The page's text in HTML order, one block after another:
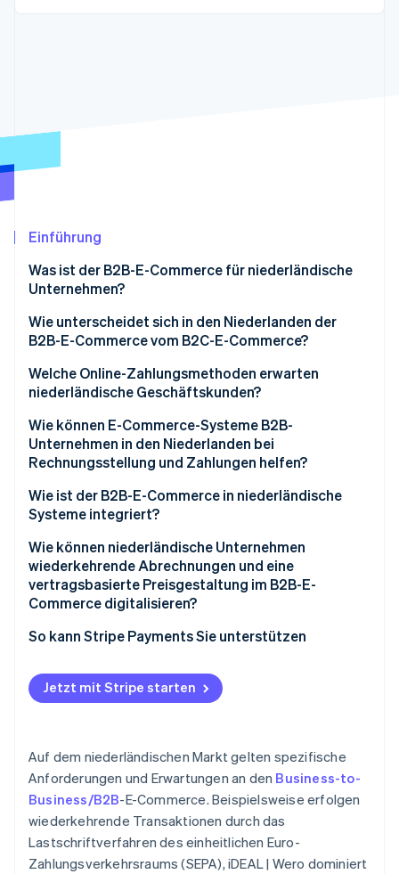
Online-Identitätsprüfung
Jetzt ansehen
Ecosystem
Einführung
Was ist der B2B-E-Commerce für niederländische
Unternehmen?
Wie unterscheidet sich in den Niederlanden der
B2B-E-Commerce vom B2C-E-Commerce?
Welche Online-Zahlungsmethoden erwarten
niederländische Geschäftskunden?
Wie können E-Commerce-Systeme B2B-
Unternehmen in den Niederlanden bei
Rechnungsstellung und Zahlungen helfen?
Wie ist der B2B-E-Commerce in niederländische
Systeme integriert?
Wie können niederländische Unternehmen
wiederkehrende Abrechnungen und eine
vertragsbasierte Preisgestaltung im B2B-E-
Commerce digitalisieren?
So kann Stripe Payments Sie unterstützen
Jetzt mit Stripe starten
Auf dem niederländischen Markt gelten spezifische
Anforderungen und Erwartungen an den Business-to-
Business/B2B-E-Commerce. Beispielsweise erfolgen
wiederkehrende Transaktionen durch das
Lastschriftverfahren des einheitlichen Euro-
Zahlungsverkehrsraums (SEPA), iDEAL | Wero dominiert